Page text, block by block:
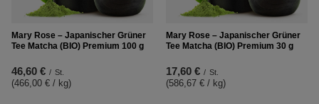
Mary Rose – Japanischer Grüner
Tee Matcha (BIO) Premium 100 g
46,60 € / St.
(466,00 € / kg)
Mary Rose – Japanischer Grüner
Tee Matcha (BIO) Premium 30 g
17,60 € / St.
(586,67 € / kg)